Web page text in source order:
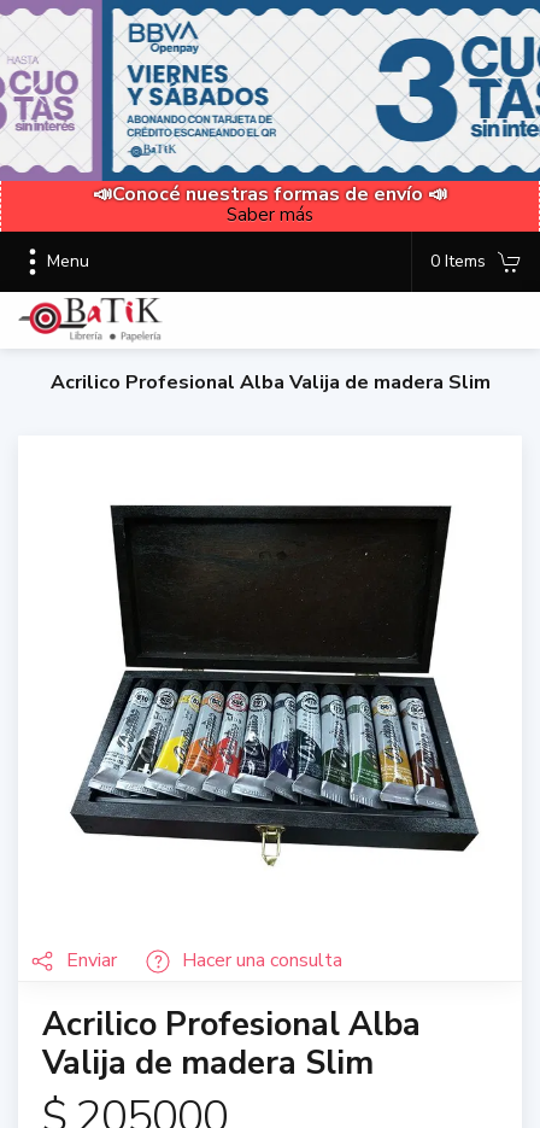
📣Conocé nuestras formas de envío 📣
Saber más
Menu 0 Items
Acrilico Profesional Alba Valija de madera Slim
Enviar Hacer una consulta
Acrilico Profesional Alba
Valija de madera Slim